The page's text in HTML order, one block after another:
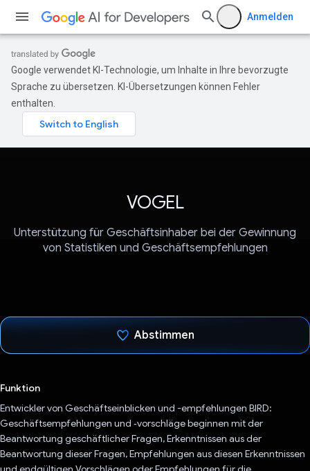
Anmelden
Google verwendet KI-Technologie, um Inhalte in Ihre bevorzugte
Sprache zu übersetzen. KI-Übersetzungen können Fehler
enthalten.
VOGEL
Unterstützung für Geschäftsinhaber bei der Gewinnung
von Statistiken und Geschäftsempfehlungen
Abstimmen
Funktion
Entwickler von Geschäftseinblicken und -empfehlungen BIRD:
Geschäftsempfehlungen und ‑vorschläge beginnen mit der
Beantwortung geschäftlicher Fragen, Erkenntnissen aus der
Beantwortung dieser Fragen, Empfehlungen aus diesen Erkenntnissen